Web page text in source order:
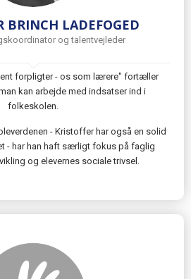
BRINCH LADEFOGED
og talentvejleder
forpligter - os som lærere" fortæller
kan arbejde med indsatser ind i
folkeskolen.
- Kristoffer har også en solid
- har han haft særligt fokus på faglig
og elevernes sociale trivsel.